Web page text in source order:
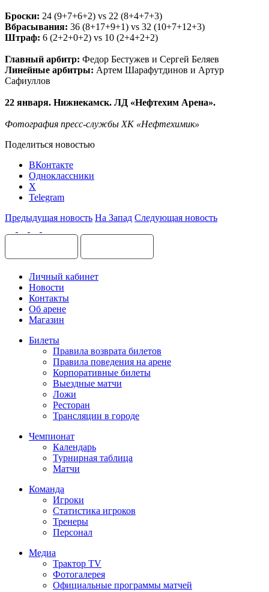
Броски: 24 (9+7+6+2) vs 22 (8+4+7+3)
Вбрасывания: 36 (8+17+9+1) vs 32 (10+7+12+3)
Штраф: 6 (2+2+0+2) vs 10 (2+4+2+2)
Главный арбитр: Федор Бестужев и Сергей Беляев
Линейные арбитры: Артем Шарафутдинов и Артур
Сафиуллов
22 января. Нижнекамск. ЛД «Нефтехим Арена».
Фотография пресс-службы ХК «Нефтехимик»
Поделиться новостью
ВКонтакте
Одноклассники
X
Telegram
Предыдущая новость На Запад Следующая новость
Личный кабинет
Новости
Контакты
Об арене
Магазин
Билеты
Правила возврата билетов
Правила поведения на арене
Корпоративные билеты
Выездные матчи
Ложи
Ресторан
Трансляции в городе
Чемпионат
Календарь
Турнирная таблица
Матчи
Команда
Игроки
Статистика игроков
Тренеры
Персонал
Медиа
Трактор TV
Фотогалерея
Официальные программы матчей